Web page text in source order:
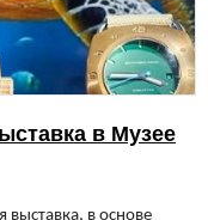
в Музее
выставка, в основе